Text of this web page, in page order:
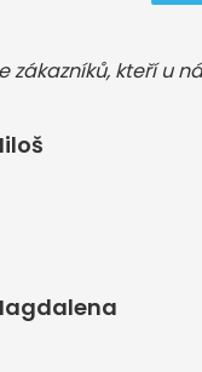
zákazníků, kteří u